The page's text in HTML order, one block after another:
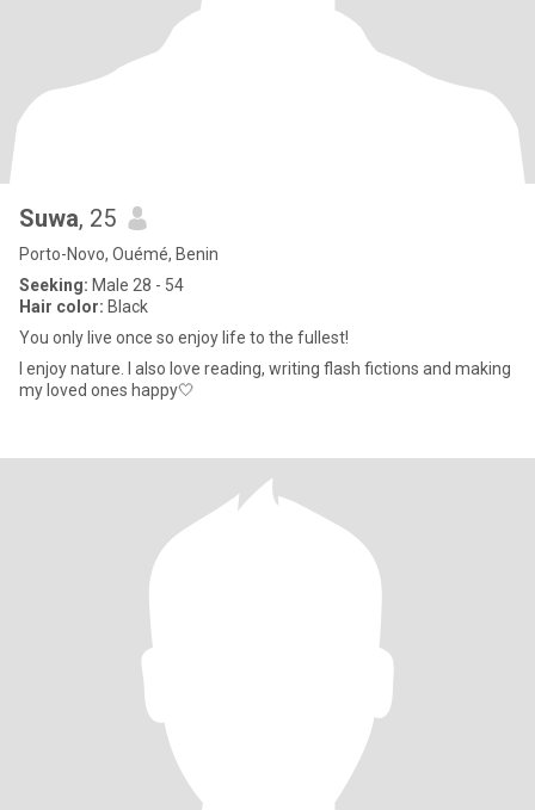
Suwa, 25
Porto-Novo, Ouémé, Benin
Seeking: Male 28 - 54
Hair color: Black
You only live once so enjoy life to the fullest!
I enjoy nature. I also love reading, writing flash fictions and making
my loved ones happy🤍